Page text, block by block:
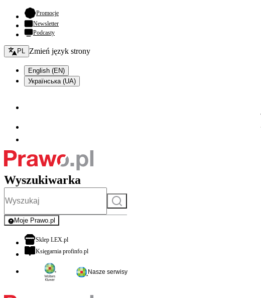
Promocje- otwiera się w nowej karcie
Newsletter
Podcasty
Zmień język - bieżący:
PL Zmień język strony
English (EN)
Українська (UA)
Wyszukiwarka
Szukaj
Moje Prawo.pl
- rejestracja i logowanie do serwisu
Sklep LEX.plotwiera się w nowej karcie
Księgarnia profinfo.plotwiera się w nowej karcie
Nasze serwisy